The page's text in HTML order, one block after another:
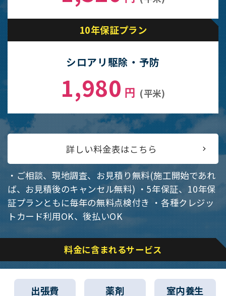
10年保証プラン
シロアリ駆除・予防
1,980 円 (平米)
詳しい料金表はこちら
・ご相談、現地調査、お見積り無料(施工開始であれ
ば、お見積後のキャンセル無料)・5年保証、10年保
証プランともに毎年の無料点検付き ・各種クレジッ
トカード利用OK、後払いOK
料金に含まれるサービス
出張費 薬剤 室内養生